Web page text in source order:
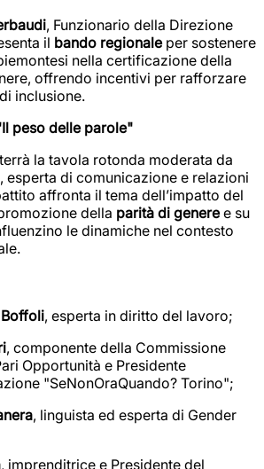
, Funzionario della Direzione
il bando regionale per sostenere
nella certificazione della
offrendo incentivi per rafforzare
inclusione.
peso delle parole"
la tavola rotonda moderata da
, esperta di comunicazione e relazioni
affronta il tema dell’impatto del
della parità di generee su
le dinamiche nel contesto
, esperta in diritto del lavoro;
, componente della Commissione
Opportunità e Presidente
"SeNonOraQuando? Torino";
, linguista ed esperta di Gender
, imprenditrice e Presidente del